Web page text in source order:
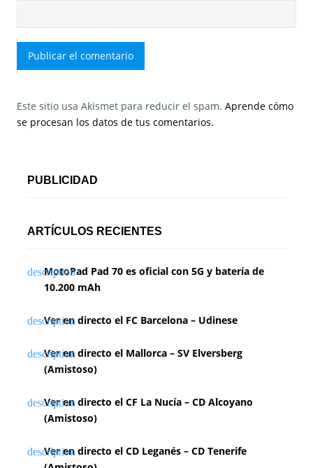
Este sitio usa Akismet para reducir el spam. Aprende cómo
se procesan los datos de tus comentarios.
PUBLICIDAD
ARTÍCULOS RECIENTES
MotoPad Pad 70 es oficial con 5G y batería de
10.200 mAh
Ver en directo el FC Barcelona – Udinese
Ver en directo el Mallorca – SV Elversberg
(Amistoso)
Ver en directo el CF La Nucía – CD Alcoyano
(Amistoso)
Ver en directo el CD Leganés – CD Tenerife